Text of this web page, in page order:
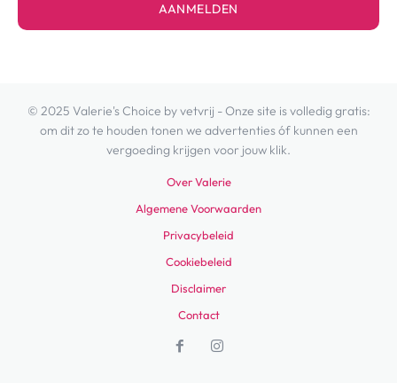
AANMELDEN
© 2025 Valerie's Choice by vetvrij - Onze site is volledig gratis:
om dit zo te houden tonen we advertenties óf kunnen een
vergoeding krijgen voor jouw klik.
Over Valerie
Algemene Voorwaarden
Privacybeleid
Cookiebeleid
Disclaimer
Contact